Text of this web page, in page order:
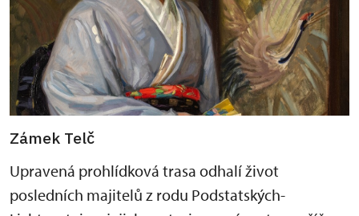
Zámek Telč
Upravená prohlídková trasa odhalí život
posledních majitelů z rodu Podstatských-